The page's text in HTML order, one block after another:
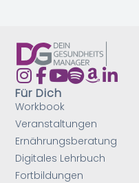
Für Dich
Workbook
Veranstaltungen
Ernährungsberatung
Digitales Lehrbuch
Fortbildungen